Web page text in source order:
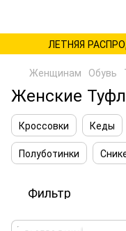
ЛЕТНЯЯ
Женщинам Обувь
Женские
Кроссовки Кеды
Полуботинки
Фильтр